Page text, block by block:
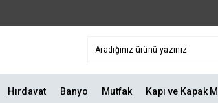
Hırdavat Banyo Mutfak Kapı ve Kapak